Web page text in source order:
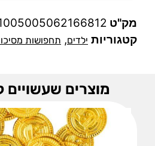
מק"ט
קטגוריות ילדים, תחפושות
מוצרים שעשויים